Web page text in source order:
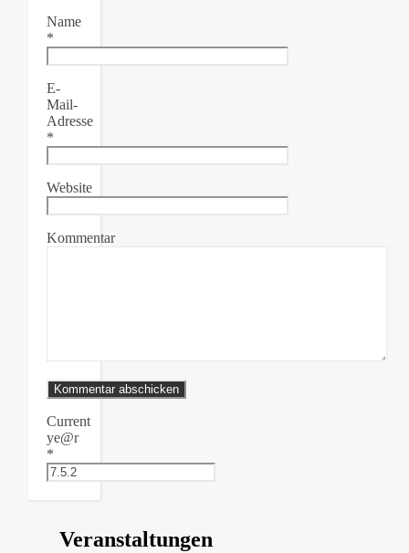
Name
*
E-
Mail-
Adresse
*
Website
Kommentar
Current
ye@r
*
Veranstaltungen